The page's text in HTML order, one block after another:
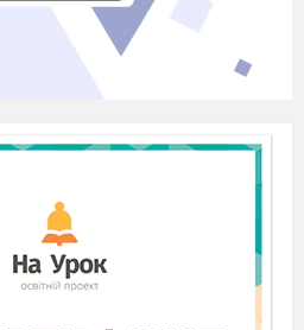
заносяться вимираючі
(Червона книга)
про природу.
захворювання на
завжди гостра вершина?